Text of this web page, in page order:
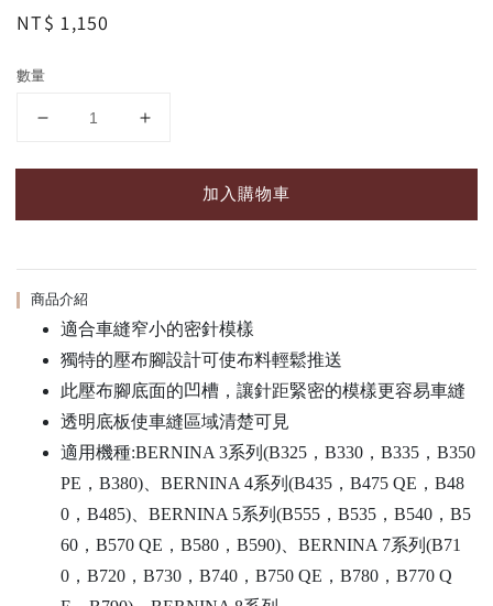
Regular
NT$ 1,150
數量
加入購物車
商品介紹
適合車縫窄小的密針模樣
獨特的壓布腳設計可使布料輕鬆推送
此壓布腳底面的凹槽，讓針距緊密的模樣更容易車縫
透明底板使車縫區域清楚可見
適用機種:BERNINA 3系列(B325，B330，B335，B350
PE，B380)、BERNINA 4系列(B435，B475 QE，B48
0，B485)、BERNINA 5系列(B555，B535，B540，B5
60，B570 QE，B580，B590)、BERNINA 7系列(B71
0，B720，B730，B740，B750 QE，B780，B770 Q